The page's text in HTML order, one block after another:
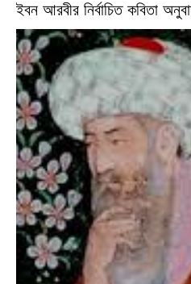
ইবন আরবীর নির্বাচিত কবিতা